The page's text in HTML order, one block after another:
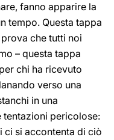
fanno apparire la
tempo. Questa tappa
che tutti noi
– questa tappa
chi ha ricevuto
verso una
in una
tentazioni pericolose:
ci si accontenta di ciò